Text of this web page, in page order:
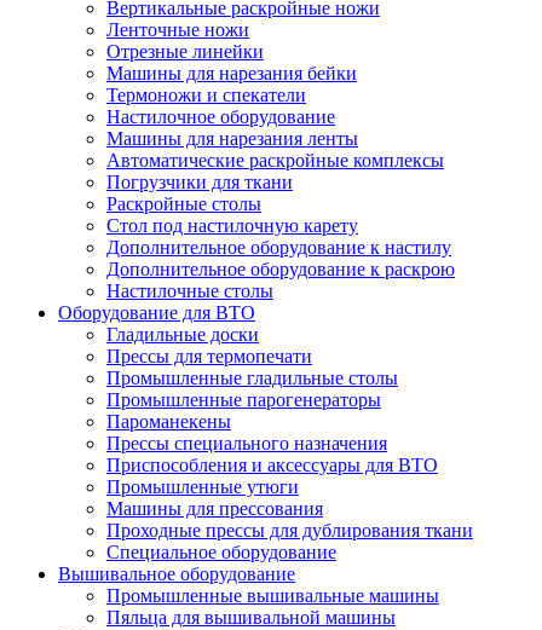
Вертикальные раскройные ножи
Ленточные ножи
Отрезные линейки
Машины для нарезания бейки
Термоножи и спекатели
Настилочное оборудование
Машины для нарезания ленты
Автоматические раскройные комплексы
Погрузчики для ткани
Раскройные столы
Стол под настилочную карету
Дополнительное оборудование к настилу
Дополнительное оборудование к раскрою
Настилочные столы
Оборудование для ВТО
Гладильные доски
Прессы для термопечати
Промышленные гладильные столы
Промышленные парогенераторы
Пароманекены
Прессы специального назначения
Приспособления и аксессуары для ВТО
Промышленные утюги
Машины для прессования
Проходные прессы для дублирования ткани
Специальное оборудование
Вышивальное оборудование
Промышленные вышивальные машины
Пяльца для вышивальной машины